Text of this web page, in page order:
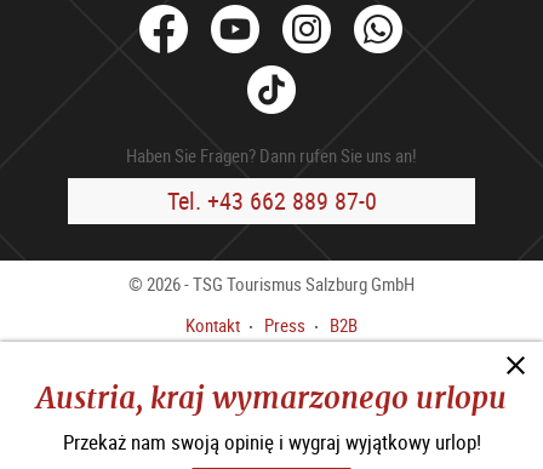
Austria, kraj wymarzonego urlopu
Przekaż nam swoją opinię i wygraj wyjątkowy urlop!
facebook
YoutubeInstagram
Tik
Tok
Haben Sie Fragen? Dann rufen Sie uns an!
Tel. +43 662 889 87-0
© 2026 - TSG Tourismus Salzburg GmbH
Kontakt
Press
B2B
Polityka Prywatności
Oświadczenie o dostępności